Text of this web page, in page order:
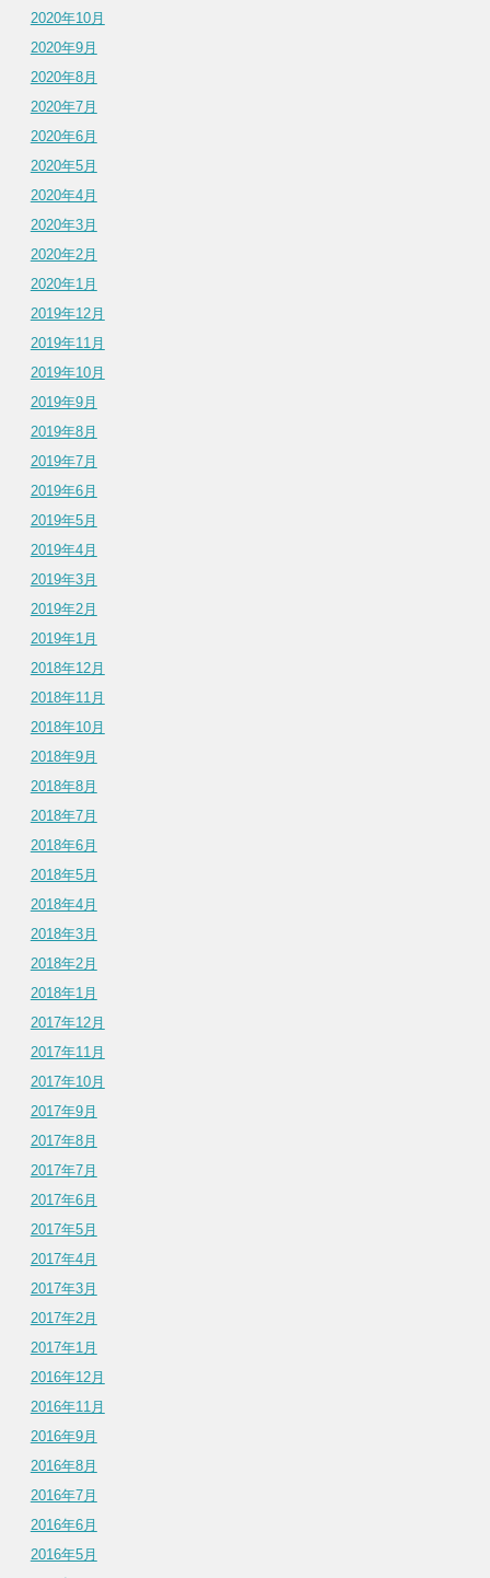
2020年10月
2020年9月
2020年8月
2020年7月
2020年6月
2020年5月
2020年4月
2020年3月
2020年2月
2020年1月
2019年12月
2019年11月
2019年10月
2019年9月
2019年8月
2019年7月
2019年6月
2019年5月
2019年4月
2019年3月
2019年2月
2019年1月
2018年12月
2018年11月
2018年10月
2018年9月
2018年8月
2018年7月
2018年6月
2018年5月
2018年4月
2018年3月
2018年2月
2018年1月
2017年12月
2017年11月
2017年10月
2017年9月
2017年8月
2017年7月
2017年6月
2017年5月
2017年4月
2017年3月
2017年2月
2017年1月
2016年12月
2016年11月
2016年9月
2016年8月
2016年7月
2016年6月
2016年5月